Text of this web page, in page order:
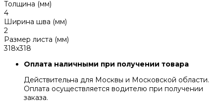
Толщина (мм)
4
Ширина шва (мм)
2
Размер листа (мм)
318x318
Оплата наличными при получении товара
Действительна для Москвы и Московской области.
Оплата осуществляется водителю при получении
заказа.